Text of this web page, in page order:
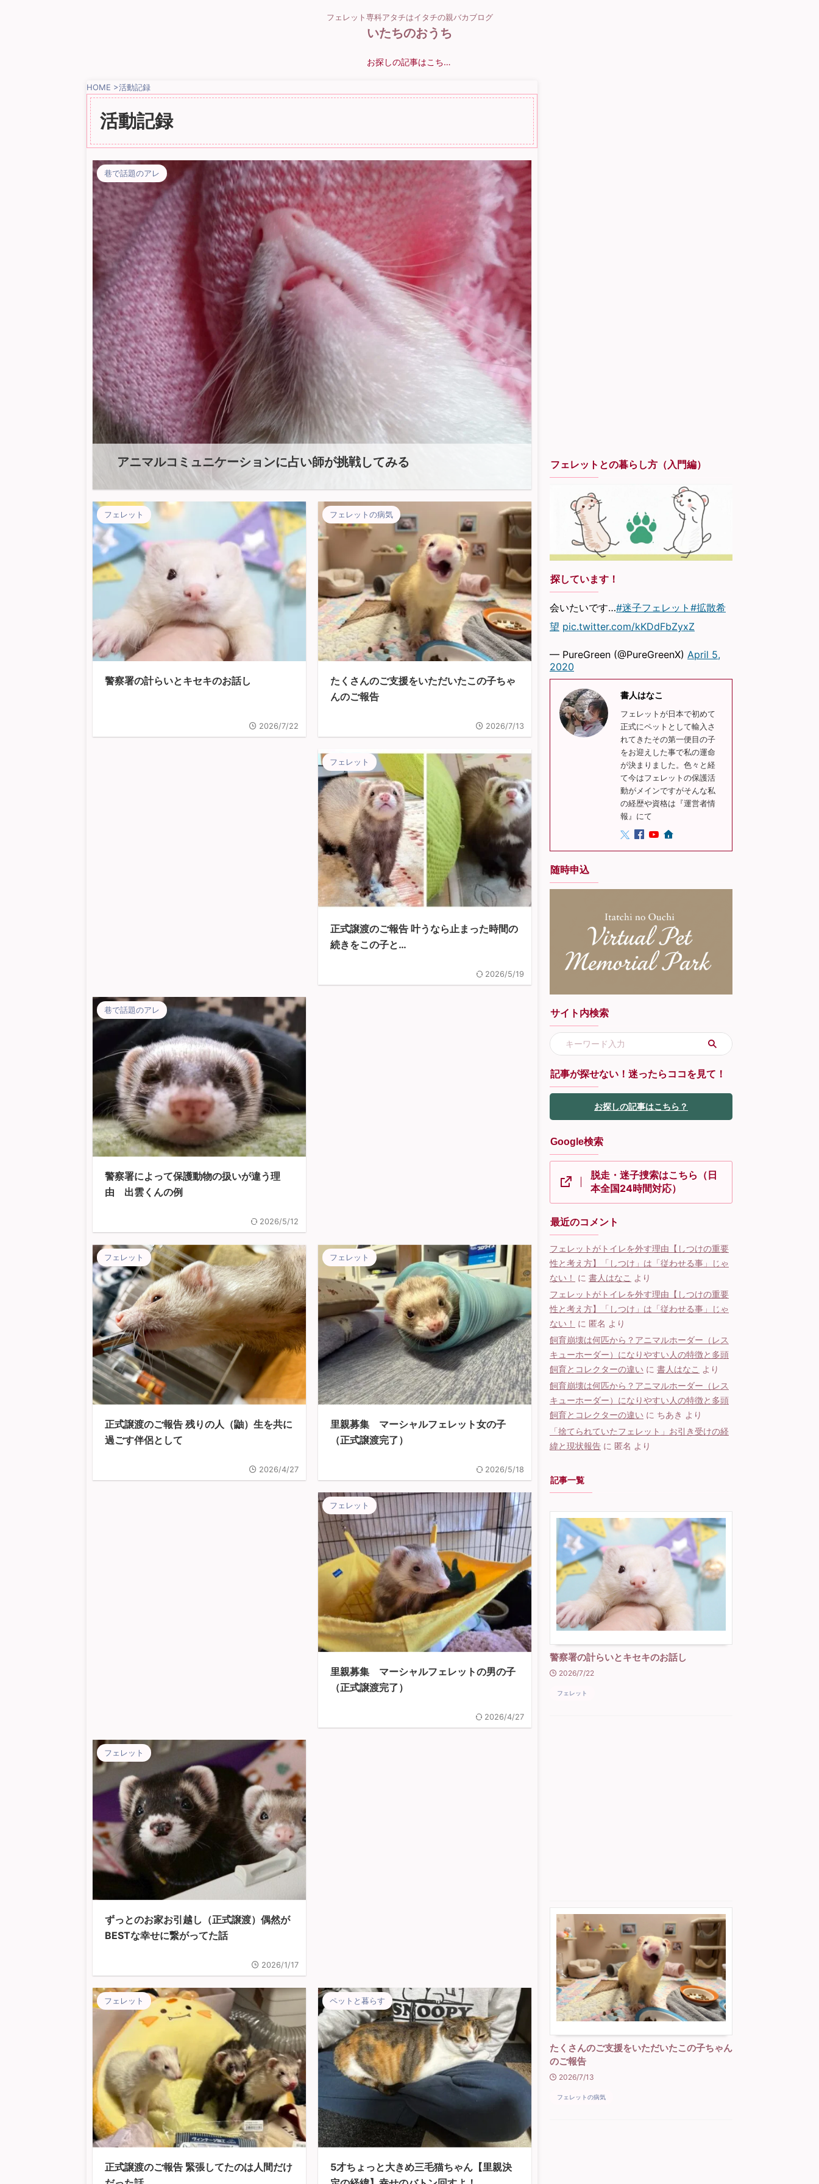
フェレット専科アタチはイタチの親バカブログ
いたちのおうち
お探しの記事はこちら？
HOME >活動記録
活動記録
巷で話題のアレ
アニマルコミュニケーションに占い師が挑戦してみる
フェレット
警察署の計らいとキセキのお話し
2026/7/22
フェレットの病気
たくさんのご支援をいただいたこの子ちゃ
んのご報告
2026/7/13
フェレット
正式譲渡のご報告 叶うなら止まった時間の
続きをこの子と…
2026/5/19
巷で話題のアレ
警察署によって保護動物の扱いが違う理
由 出雲くんの例
2026/5/12
フェレット
正式譲渡のご報告 残りの人（鼬）生を共に
過ごす伴侶として
2026/4/27
フェレット
里親募集 マーシャルフェレット女の子
（正式譲渡完了）
2026/5/18
フェレット
里親募集 マーシャルフェレットの男の子
（正式譲渡完了）
2026/4/27
フェレット
ずっとのお家お引越し（正式譲渡）偶然が
BESTな幸せに繋がってた話
2026/1/17
フェレット
正式譲渡のご報告 緊張してたのは人間だけ
ペットと暮らす
5才ちょっと大きめ三毛猫ちゃん【里親決
フェレットとの暮らし方（入門編）
探しています！
会いたいです…#迷子フェレット #拡散希
望 pic.twitter.com/kKDdFbZyxZ
— PureGreen (@PureGreenX) April 5,
2020
書人はなこ
フェレットが日本で初めて
正式にペットとして輸入さ
れてきたその第一便目の子
をお迎えした事で私の運命
が決まりました。色々と経
て今はフェレットの保護活
動がメインですがそんな私
の経歴や資格は『運営者情
報』にて
随時申込
サイト内検索
記事が探せない！迷ったらココを見て！
お探しの記事はこちら？
Google検索
脱走・迷子捜索はこちら（日
本全国24時間対応）
最近のコメント
フェレットがトイレを外す理由【しつけの重要
性と考え方】「しつけ」は「従わせる事」じゃ
ない！
に 書人はなこ より
フェレットがトイレを外す理由【しつけの重要
性と考え方】「しつけ」は「従わせる事」じゃ
ない！
に 匿名 より
飼育崩壊は何匹から？アニマルホーダー（レス
キューホーダー）になりやすい人の特徴と多頭
飼育とコレクターの違い に 書人はなこ より
飼育崩壊は何匹から？アニマルホーダー（レス
キューホーダー）になりやすい人の特徴と多頭
飼育とコレクターの違い に ちあき より
「捨てられていたフェレット」お引き受けの経
緯と現状報告 に 匿名 より
記事一覧
警察署の計らいとキセキのお話し
2026/7/22
フェレット
たくさんのご支援をいただいたこの子ちゃん
のご報告
2026/7/13
フェレットの病気